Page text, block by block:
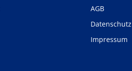
AGB
Datenschutz
Impressum